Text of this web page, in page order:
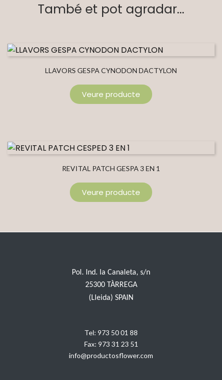
També et pot agradar...
LLAVORS GESPA CYNODON DACTYLON
Veure producte
REVITAL PATCH GESPA 3 EN 1
Veure producte
Pol. Ind. la Canaleta, s/n
25300 TÀRREGA
(Lleida) SPAIN
Tel: 973 50 01 88
Fax: 973 31 23 51
info@productosflower.com